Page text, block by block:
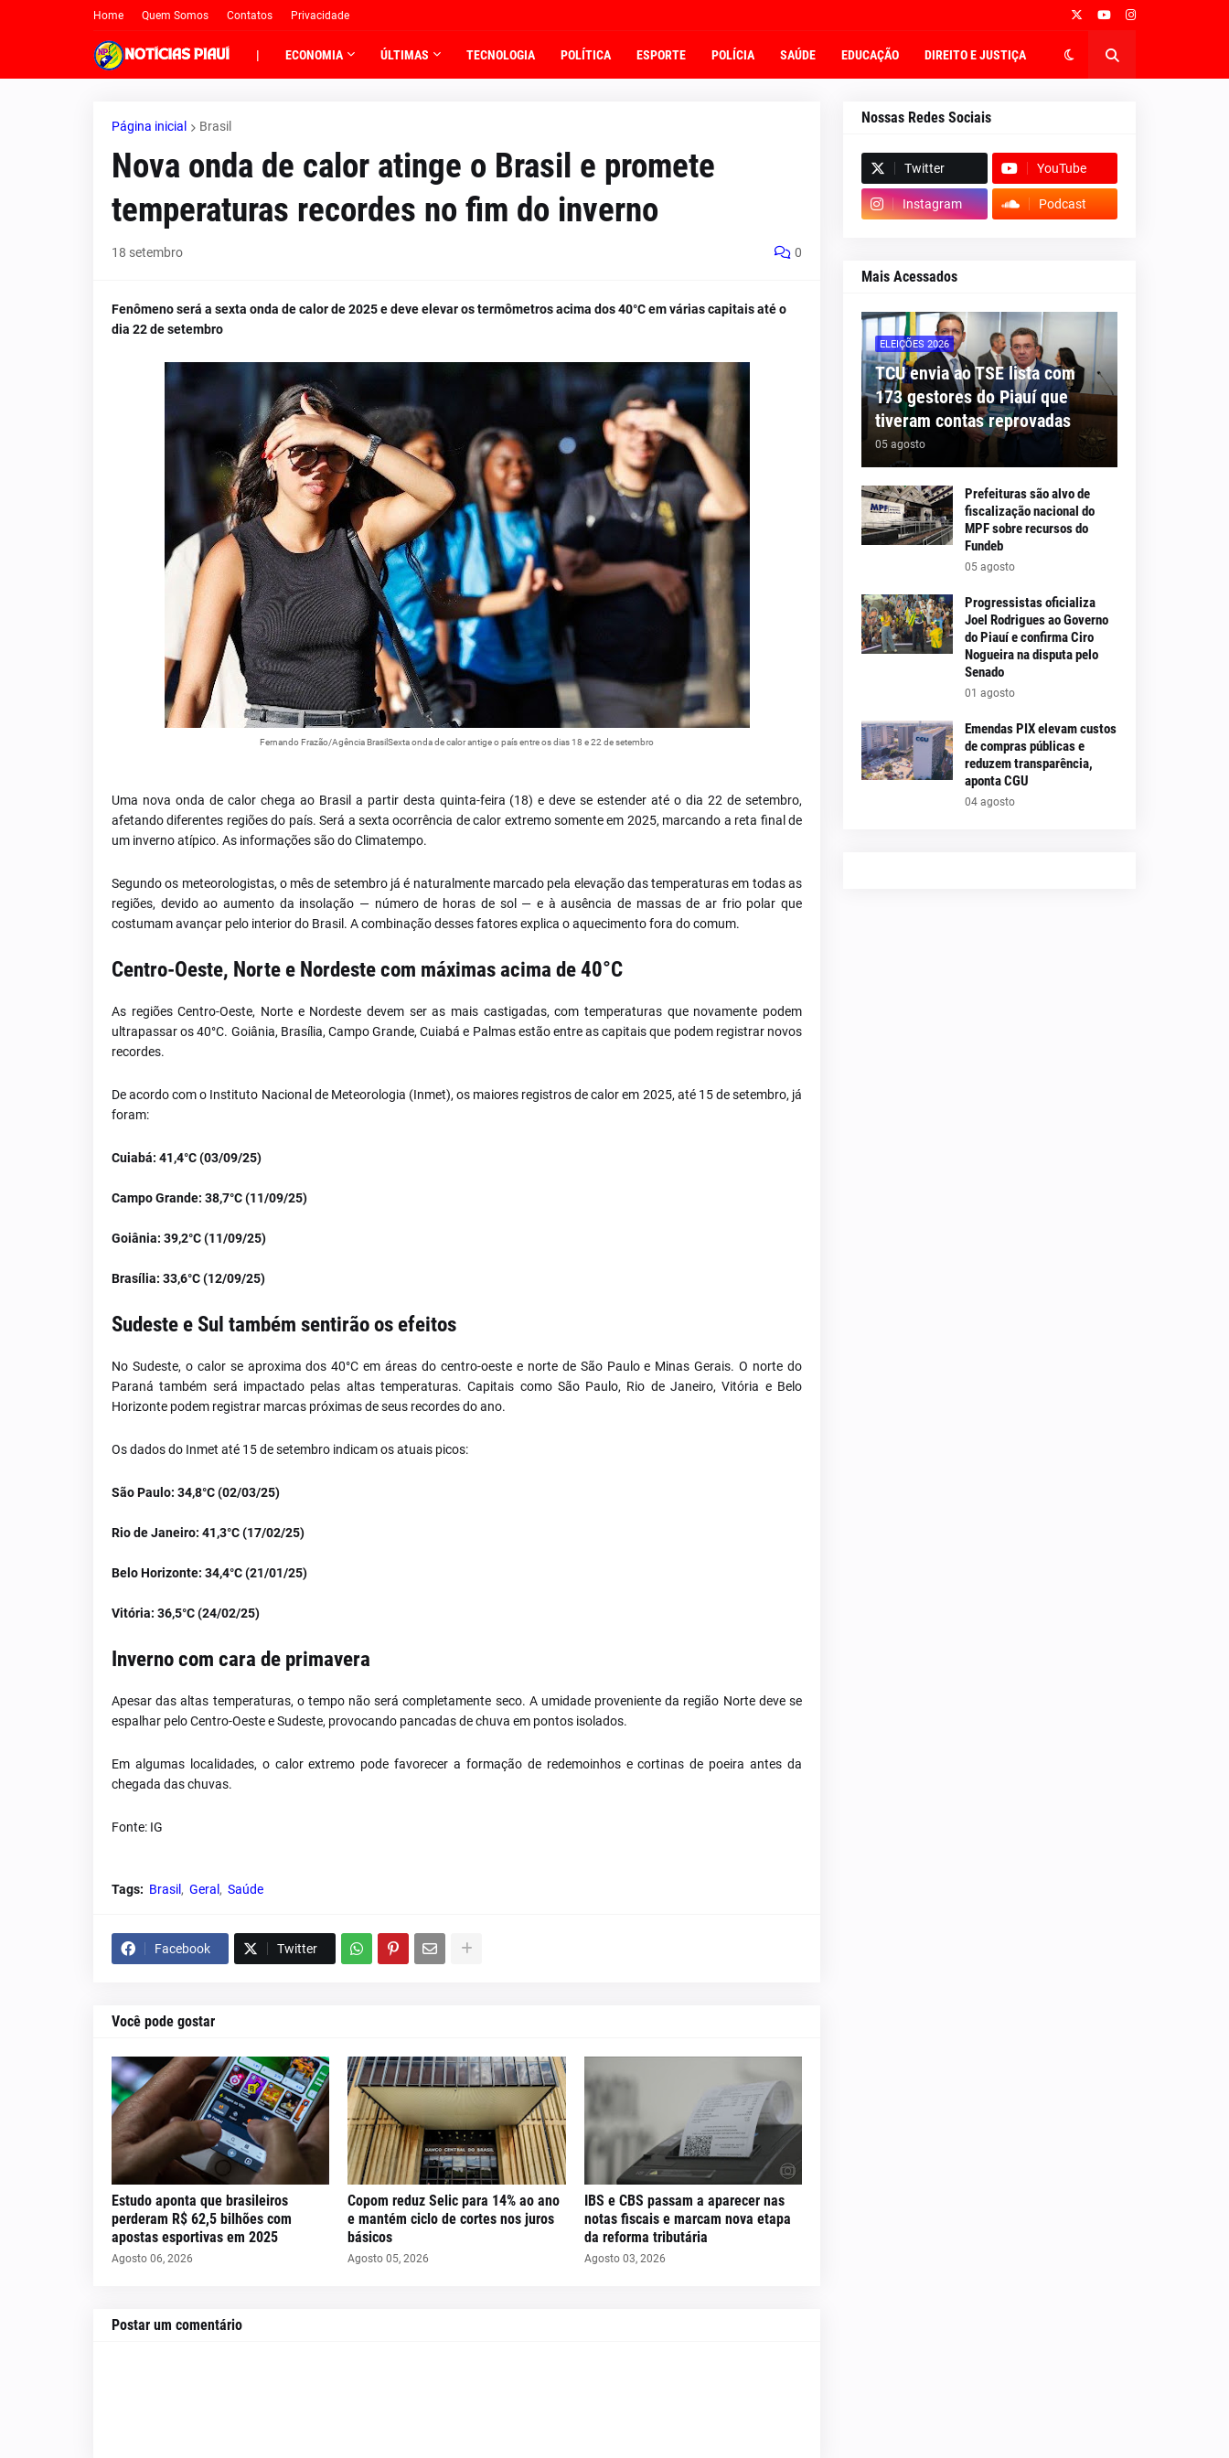
Home Quem Somos Contatos Privacidade
| ECONOMIA ÚLTIMAS TECNOLOGIA POLÍTICA ESPORTE POLÍCIA SAÚDE EDUCAÇÃO DIREITO E JUSTIÇA
Página inicial Brasil
Nova onda de calor atinge o Brasil e promete
temperaturas recordes no fim do inverno
18 setembro 0
Fenômeno será a sexta onda de calor de 2025 e deve elevar os termômetros acima dos 40°C em várias capitais até o
dia 22 de setembro
Fernando Frazão/Agência BrasilSexta onda de calor antige o país entre os dias 18 e 22 de setembro
Uma nova onda de calor chega ao Brasil a partir desta quinta-feira (18) e deve se estender até o dia 22 de setembro,
afetando diferentes regiões do país. Será a sexta ocorrência de calor extremo somente em 2025, marcando a reta final de
um inverno atípico. As informações são do Climatempo.
Segundo os meteorologistas, o mês de setembro já é naturalmente marcado pela elevação das temperaturas em todas as
regiões, devido ao aumento da insolação — número de horas de sol — e à ausência de massas de ar frio polar que
costumam avançar pelo interior do Brasil. A combinação desses fatores explica o aquecimento fora do comum.
Centro-Oeste, Norte e Nordeste com máximas acima de 40°C
As regiões Centro-Oeste, Norte e Nordeste devem ser as mais castigadas, com temperaturas que novamente podem
ultrapassar os 40°C. Goiânia, Brasília, Campo Grande, Cuiabá e Palmas estão entre as capitais que podem registrar novos
recordes.
De acordo com o Instituto Nacional de Meteorologia (Inmet), os maiores registros de calor em 2025, até 15 de setembro, já
foram:
Cuiabá: 41,4°C (03/09/25)
Campo Grande: 38,7°C (11/09/25)
Goiânia: 39,2°C (11/09/25)
Brasília: 33,6°C (12/09/25)
Sudeste e Sul também sentirão os efeitos
No Sudeste, o calor se aproxima dos 40°C em áreas do centro-oeste e norte de São Paulo e Minas Gerais. O norte do
Paraná também será impactado pelas altas temperaturas. Capitais como São Paulo, Rio de Janeiro, Vitória e Belo
Horizonte podem registrar marcas próximas de seus recordes do ano.
Os dados do Inmet até 15 de setembro indicam os atuais picos:
São Paulo: 34,8°C (02/03/25)
Rio de Janeiro: 41,3°C (17/02/25)
Belo Horizonte: 34,4°C (21/01/25)
Vitória: 36,5°C (24/02/25)
Inverno com cara de primavera
Apesar das altas temperaturas, o tempo não será completamente seco. A umidade proveniente da região Norte deve se
espalhar pelo Centro-Oeste e Sudeste, provocando pancadas de chuva em pontos isolados.
Em algumas localidades, o calor extremo pode favorecer a formação de redemoinhos e cortinas de poeira antes da
chegada das chuvas.
Fonte: IG
Tags: Brasil Geral Saúde
Facebook Twitter
Você pode gostar
Estudo aponta que brasileiros
perderam R$ 62,5 bilhões com
apostas esportivas em 2025
Agosto 06, 2026
Copom reduz Selic para 14% ao ano
e mantém ciclo de cortes nos juros
básicos
Agosto 05, 2026
IBS e CBS passam a aparecer nas
notas fiscais e marcam nova etapa
da reforma tributária
Agosto 03, 2026
Postar um comentário
Nossas Redes Sociais
Twitter YouTube
Instagram Podcast
Mais Acessados
ELEIÇÕES 2026
TCU envia ao TSE lista com
173 gestores do Piauí que
tiveram contas reprovadas
05 agosto
Prefeituras são alvo de
fiscalização nacional do
MPF sobre recursos do
Fundeb
05 agosto
Progressistas oficializa
Joel Rodrigues ao Governo
do Piauí e confirma Ciro
Nogueira na disputa pelo
Senado
01 agosto
Emendas PIX elevam custos
de compras públicas e
reduzem transparência,
aponta CGU
04 agosto